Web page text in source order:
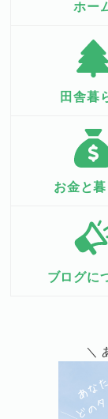
ホー
田舎暮
お金と
ブログに
＼